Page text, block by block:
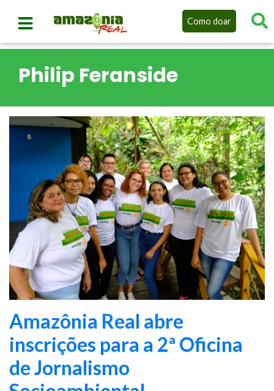
Como doar
Philip Feranside
Amazônia Real abre
inscrições para a 2ª Oficina
de Jornalismo